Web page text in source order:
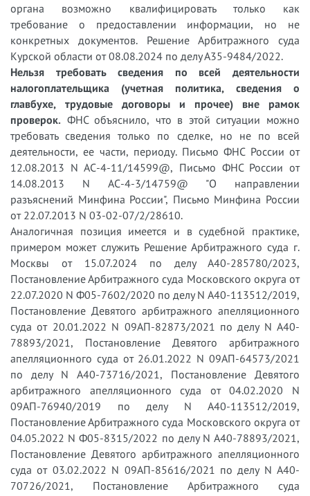
органа возможно квалифицировать только как
требование о предоставлении информации, но не
конкретных документов. Решение Арбитражного суда
Курской области от 08.08.2024 по делу А35-9484/2022.
Нельзя требовать сведения по всей деятельности
налогоплательщика (учетная политика, сведения о
главбухе, трудовые договоры и прочее) вне рамок
проверок. ФНС объяснило, что в этой ситуации можно
требовать сведения только по сделке, но не по всей
деятельности, ее части, периоду. Письмо ФНС России от
12.08.2013 N АС-4-11/14599@, Письмо ФНС России от
14.08.2013 N АС-4-3/14759@ "О направлении
разъяснений Минфина России", Письмо Минфина России
от 22.07.2013 N 03-02-07/2/28610.
Аналогичная позиция имеется и в судебной практике,
примером может служить Решение Арбитражного суда г.
Москвы от 15.07.2024 по делу А40-285780/2023,
Постановление Арбитражного суда Московского округа от
22.07.2020 N Ф05-7602/2020 по делу N А40-113512/2019,
Постановление Девятого арбитражного апелляционного
суда от 20.01.2022 N 09АП-82873/2021 по делу N А40-
78893/2021, Постановление Девятого арбитражного
апелляционного суда от 26.01.2022 N 09АП-64573/2021
по делу N А40-73716/2021, Постановление Девятого
арбитражного апелляционного суда от 04.02.2020 N
09АП-76940/2019 по делу N А40-113512/2019,
Постановление Арбитражного суда Московского округа от
04.05.2022 N Ф05-8315/2022 по делу N А40-78893/2021,
Постановление Девятого арбитражного апелляционного
суда от 03.02.2022 N 09АП-85616/2021 по делу N А40-
70726/2021, Постановление Арбитражного суда